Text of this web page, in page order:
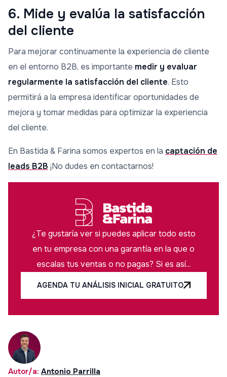
6. Mide y evalúa la satisfacción
del cliente
Para mejorar continuamente la experiencia de cliente
en el entorno B2B, es importante medir y evaluar
regularmente la satisfacción del cliente. Esto
permitirá a la empresa identificar oportunidades de
mejora y tomar medidas para optimizar la experiencia
del cliente.
En Bastida & Farina somos expertos en la captación de
leads B2B ¡No dudes en contactarnos!
¿Te gustaría ver si puedes aplicar todo esto
en tu empresa con una garantía en la que o
escalas tus ventas o no pagas? Si es así...
AGENDA TU ANÁLISIS INICIAL GRATUITO
Autor/a: Antonio Parrilla